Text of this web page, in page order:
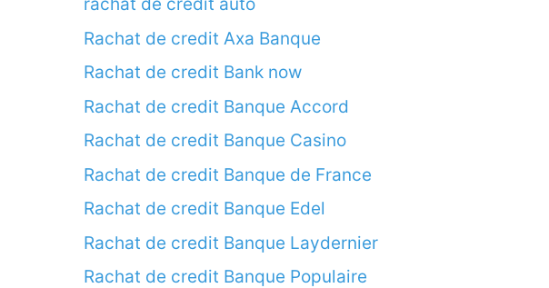
Rachat de credit Axa Banque
Rachat de credit Bank now
Rachat de credit Banque Accord
Rachat de credit Banque Casino
Rachat de credit Banque de France
Rachat de credit Banque Edel
Rachat de credit Banque Laydernier
Rachat de credit Banque Populaire